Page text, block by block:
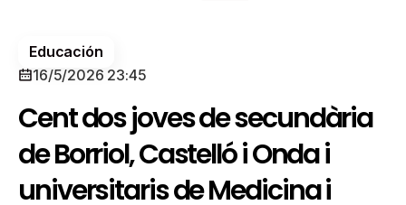
Educación
16/5/2026 23:45
Cent dos joves de secundària
de Borriol, Castelló i Onda i
universitaris de Medicina i